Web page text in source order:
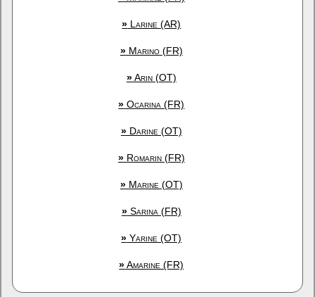
» Larine (AR)
»Marino (FR)
»Arin (OT)
» Ocarina (FR)
»Darine (OT)
»Romarin (FR)
»Marine (OT)
»Sarina (FR)
» Yarine (OT)
»Amarine (FR)